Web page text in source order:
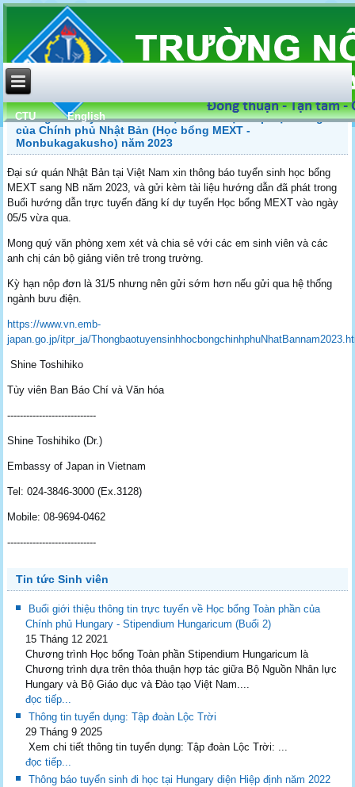
CTU English
Thông báo tuyển sinh Lưu học sinh được cấp học bổng
của Chính phủ Nhật Bản (Học bổng MEXT -
Monbukagakusho) năm 2023
Đại sứ quán Nhật Bản tại Việt Nam xin thông báo tuyển sinh học bổng
MEXT sang NB năm 2023, và gửi kèm tài liệu hướng dẫn đã phát trong
Buổi hướng dẫn trực tuyến đăng kí dự tuyển Học bổng MEXT vào ngày
05/5 vừa qua.
Mong quý văn phòng xem xét và chia sẻ với các em sinh viên và các
anh chị cán bộ giảng viên trẻ trong trường.
Kỳ hạn nộp đơn là 31/5 nhưng nên gửi sớm hơn nếu gửi qua hệ thống
ngành bưu điện.
https://www.vn.emb-
japan.go.jp/itpr_ja/
Shine Toshihiko
Tùy viên Ban Báo Chí và Văn hóa
----------------------------
Shine Toshihiko (Dr.)
Embassy of Japan in Vietnam
Tel: 024-3846-3000 (Ex.3128)
Mobile: 08-9694-0462
----------------------------
Tin tức Sinh viên
Buổi giới thiệu thông tin trực tuyến về Học bổng Toàn phần của
Chính phủ Hungary - Stipendium Hungaricum (Buổi 2)
15 Tháng 12 2021
Chương trình Học bổng Toàn phần Stipendium Hungaricum là
Chương trình dựa trên thỏa thuận hợp tác giữa Bộ Nguồn Nhân lực
Hungary và Bộ Giáo dục và Đào tạo Việt Nam....
đọc tiếp...
Thông tin tuyển dụng: Tập đoàn Lộc Trời
29 Tháng 9 2025
Xem chi tiết thông tin tuyển dụng: Tập đoàn Lộc Trời: ...
đọc tiếp...
Thông báo tuyển sinh đi học tại Hungary diện Hiệp định năm 2022